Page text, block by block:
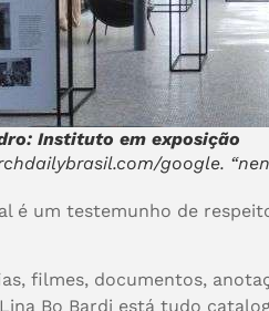
Instituto em exposição
google.
é um testemunho de
filmes, documentos,
Bo Bardi está tudo